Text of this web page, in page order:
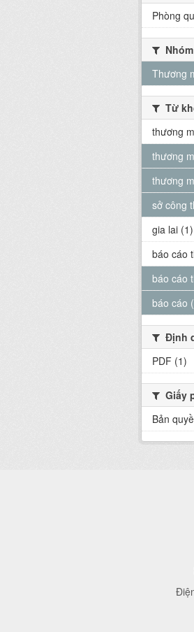
Phòng
Nhóm
Thương
Từ
thương
thương
thương
sở công
gia lai (1)
báo cáo
báo cáo
báo cáo
Định
PDF (1)
Giấy
Bản